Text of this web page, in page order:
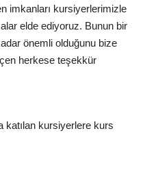
imkanları kursiyerlerimizle
elde ediyoruz. Bunun bir
önemli olduğunu bize
herkese teşekkür
katılan kursiyerlere kurs